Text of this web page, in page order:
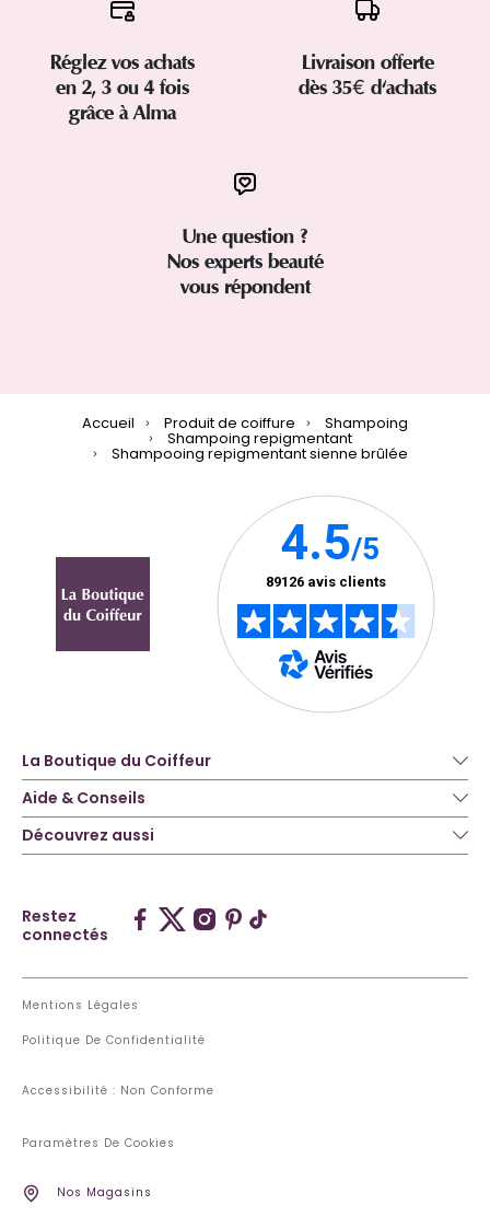
Réglez vos achats
en 2, 3 ou 4 fois
grâce à Alma
Livraison offerte
dès 35€ d'achats
Une question ?
Nos experts beauté
vous répondent
Accueil Produit de coiffure Shampoing
Shampoing repigmentant
Shampooing repigmentant sienne brûlée
La Boutique du Coiffeur
Aide & Conseils
Découvrez aussi
Restez
connectés
Mentions Légales
Politique De Confidentialité
Accessibilité : Non Conforme
Paramètres De Cookies
Nos Magasins